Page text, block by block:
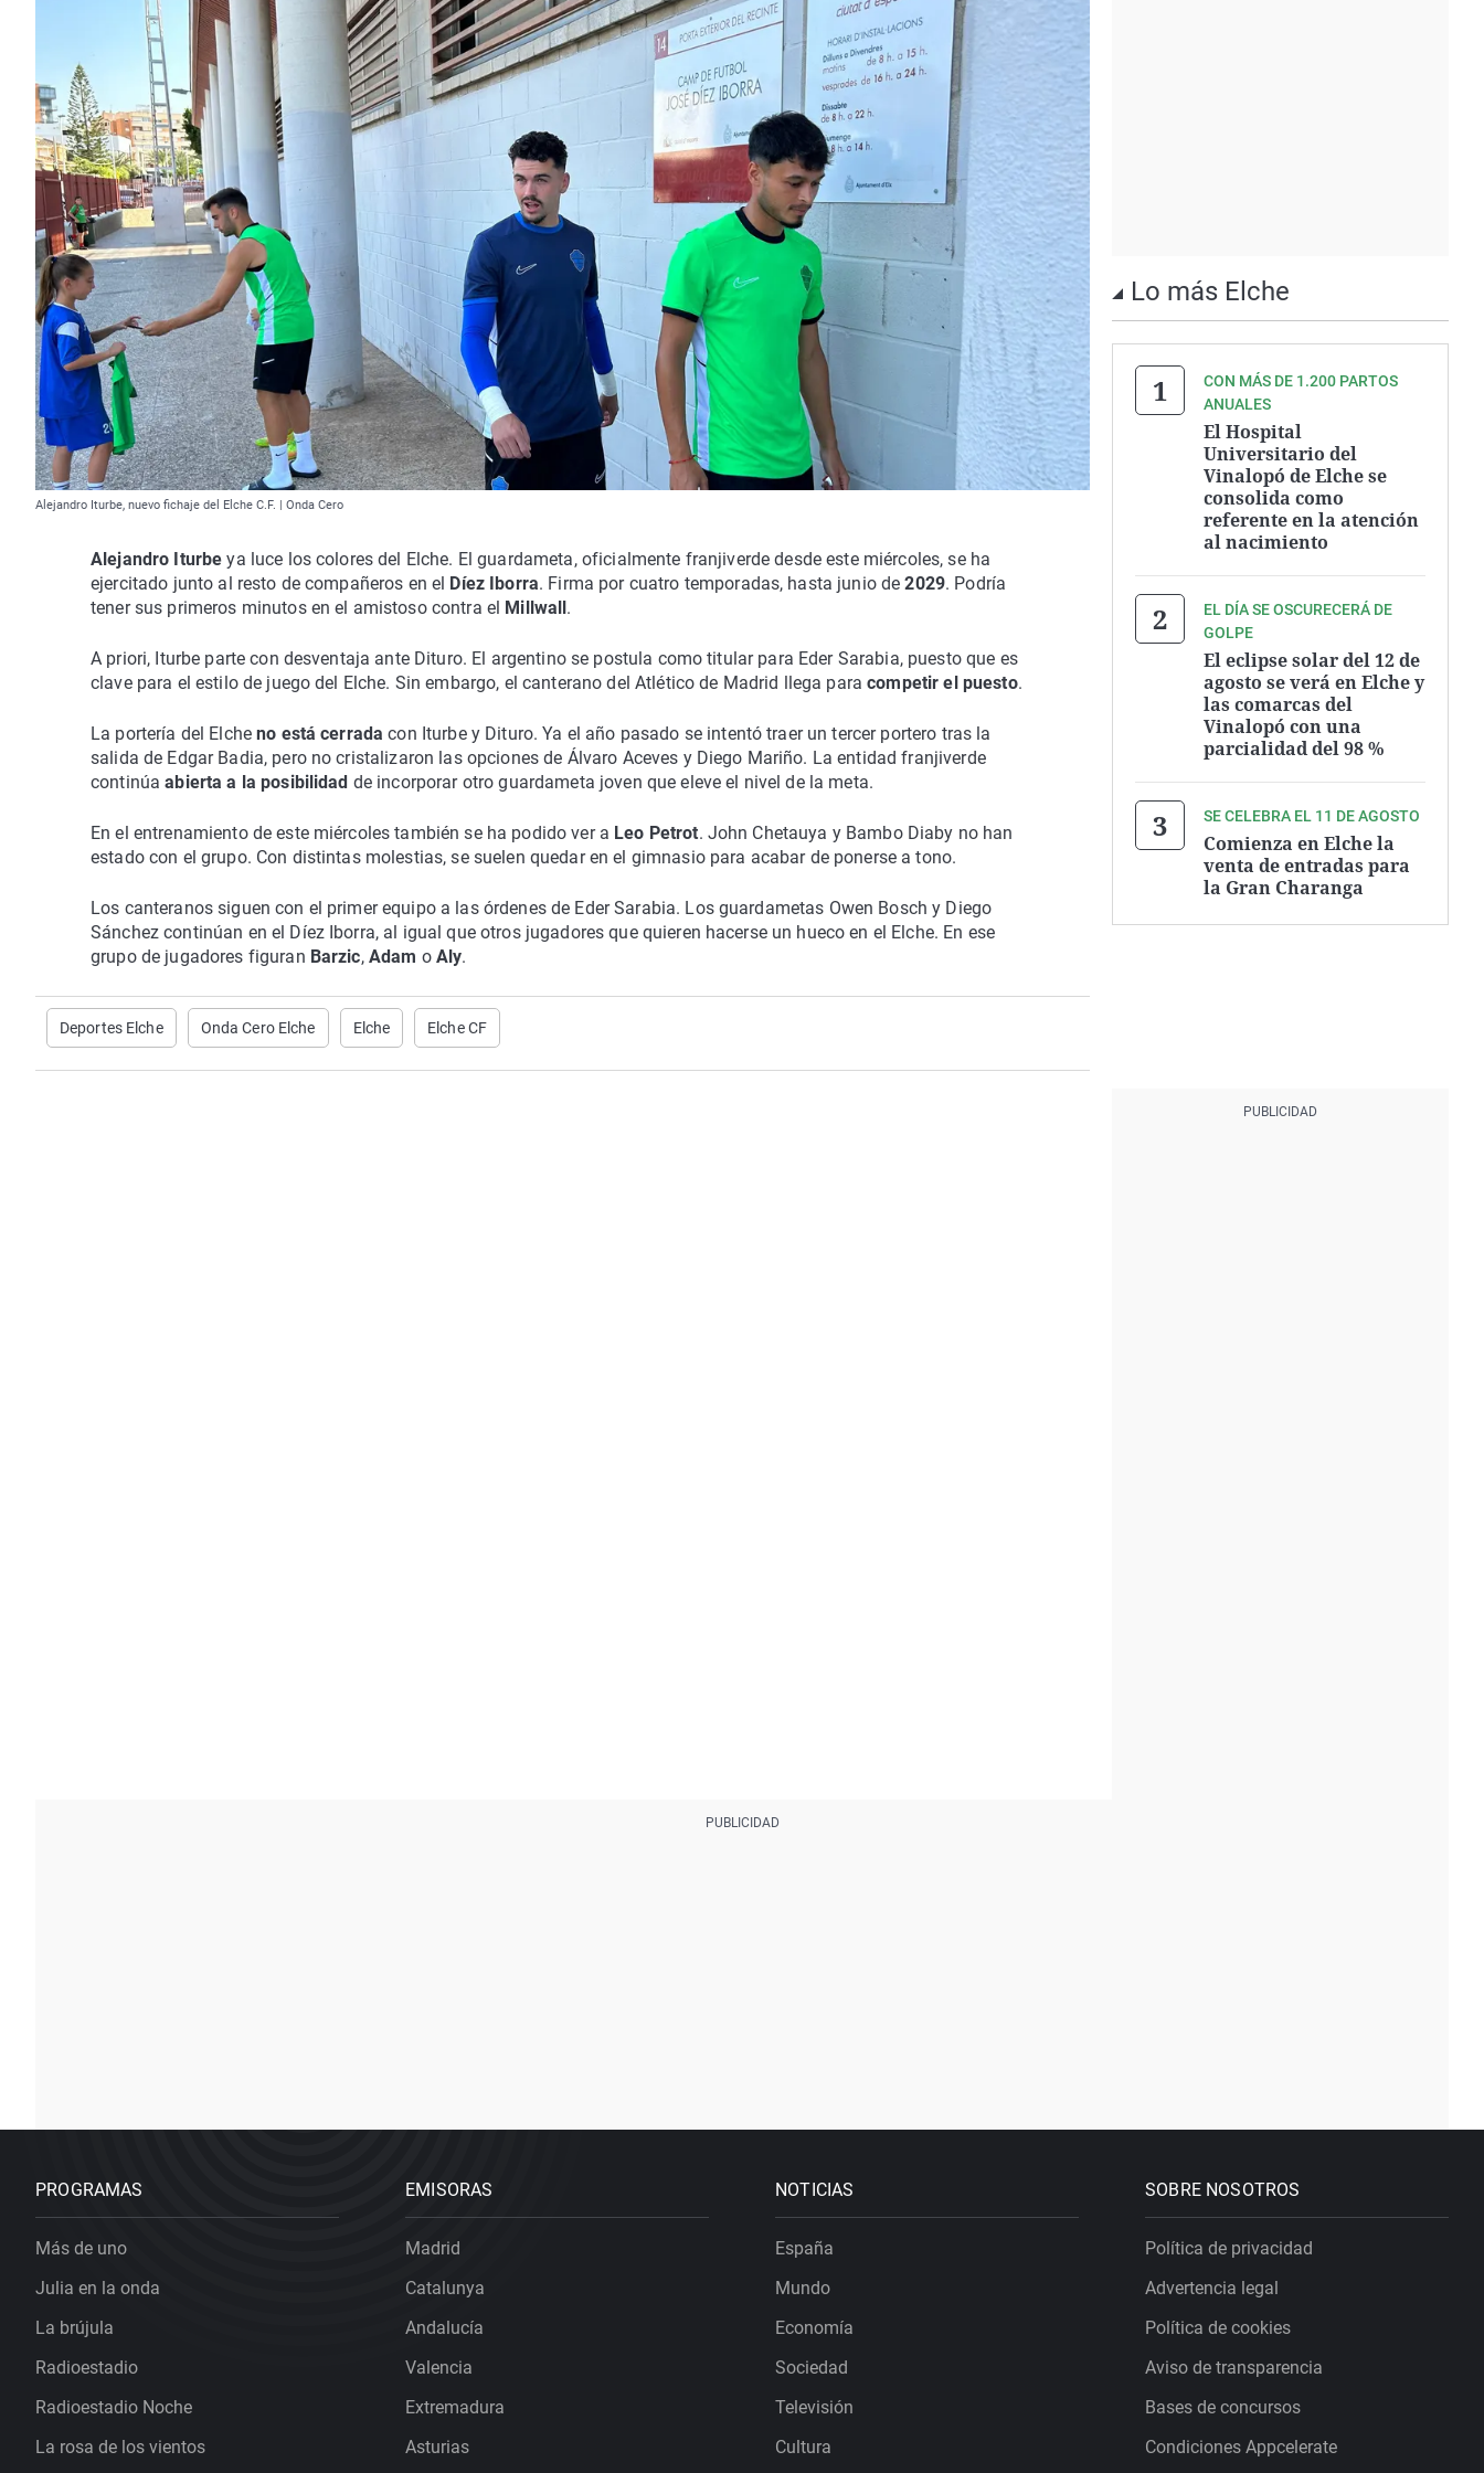
Alejandro Iturbe, nuevo fichaje del Elche C.F. | Onda Cero
Alejandro Iturbe ya luce los colores del Elche. El guardameta, oficialmente franjiverde desde este miércoles, se ha
ejercitado junto al resto de compañeros en el Díez Iborra. Firma por cuatro temporadas, hasta junio de2029. Podría
tener sus primeros minutos en el amistoso contra el Millwall .
A priori, Iturbe parte con desventaja ante Dituro. El argentino se postula como titular para Eder Sarabia, puesto que es
clave para el estilo de juego del Elche. Sin embargo, el canterano del Atlético de Madrid llega paracompetir el puesto.
La portería del Elcheno está cerrada con Iturbe y Dituro. Ya el año pasado se intentó traer un tercer portero tras la
salida de Edgar Badia, pero no cristalizaron las opciones de Álvaro Aceves y Diego Mariño. La entidad franjiverde
continúaabierta a la posibilidad de incorporar otro guardameta joven que eleve el nivel de la meta.
En el entrenamiento de este miércoles también se ha podido ver a Leo Petrot. John Chetauya y Bambo Diaby no han
estado con el grupo. Con distintas molestias, se suelen quedar en el gimnasio para acabar de ponerse a tono.
Los canteranos siguen con el primer equipo a las órdenes de Eder Sarabia. Los guardametas Owen Bosch y Diego
Sánchez continúan en el Díez Iborra, al igual que otros jugadores que quieren hacerse un hueco en el Elche. En ese
grupo de jugadores figuran Barzic, Adam o Aly.
Deportes Elche Onda Cero Elche Elche Elche CF
Lo más Elche
CON MÁS DE 1.200 PARTOS
ANUALES
El Hospital
Universitario del
Vinalopó de Elche se
consolida como
referente en la atención
al nacimiento
EL DÍA SE OSCURECERÁ DE
GOLPE
El eclipse solar del 12 de
agosto se verá en Elche y
las comarcas del
Vinalopó con una
parcialidad del 98 %
SE CELEBRA EL 11 DE AGOSTO
Comienza en Elche la
venta de entradas para
la Gran Charanga
PROGRAMAS
Más de uno
Julia en la onda
La brújula
Radioestadio
Radioestadio Noche
La rosa de los vientos
EMISORAS
Madrid
Catalunya
Andalucía
Valencia
Extremadura
Asturias
NOTICIAS
España
Mundo
Economía
Sociedad
Televisión
Cultura
SOBRE NOSOTROS
Política de privacidad
Advertencia legal
Política de cookies
Aviso de transparencia
Bases de concursos
Condiciones Appcelerate